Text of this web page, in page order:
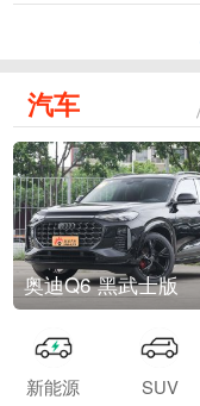
汽车
奥迪Q6 黑武士版
新能源 SUV